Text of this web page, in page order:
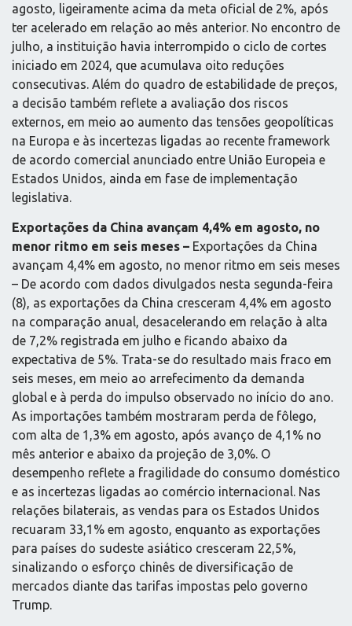
agosto, ligeiramente acima da meta oficial de 2%, após
ter acelerado em relação ao mês anterior. No encontro de
julho, a instituição havia interrompido o ciclo de cortes
iniciado em 2024, que acumulava oito reduções
consecutivas. Além do quadro de estabilidade de preços,
a decisão também reflete a avaliação dos riscos
externos, em meio ao aumento das tensões geopolíticas
na Europa e às incertezas ligadas ao recente framework
de acordo comercial anunciado entre União Europeia e
Estados Unidos, ainda em fase de implementação
legislativa.
Exportações da China avançam 4,4% em agosto, no
menor ritmo em seis meses – Exportações da China
avançam 4,4% em agosto, no menor ritmo em seis meses
– De acordo com dados divulgados nesta segunda-feira
(8), as exportações da China cresceram 4,4% em agosto
na comparação anual, desacelerando em relação à alta
de 7,2% registrada em julho e ficando abaixo da
expectativa de 5%. Trata-se do resultado mais fraco em
seis meses, em meio ao arrefecimento da demanda
global e à perda do impulso observado no início do ano.
As importações também mostraram perda de fôlego,
com alta de 1,3% em agosto, após avanço de 4,1% no
mês anterior e abaixo da projeção de 3,0%. O
desempenho reflete a fragilidade do consumo doméstico
e as incertezas ligadas ao comércio internacional. Nas
relações bilaterais, as vendas para os Estados Unidos
recuaram 33,1% em agosto, enquanto as exportações
para países do sudeste asiático cresceram 22,5%,
sinalizando o esforço chinês de diversificação de
mercados diante das tarifas impostas pelo governo
Trump.